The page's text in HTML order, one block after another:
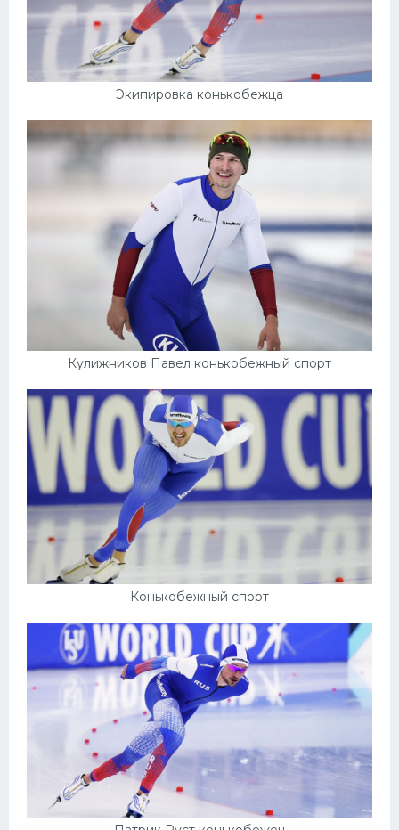
Экипировка конькобежца
Кулижников Павел конькобежный спорт
Конькобежный спорт